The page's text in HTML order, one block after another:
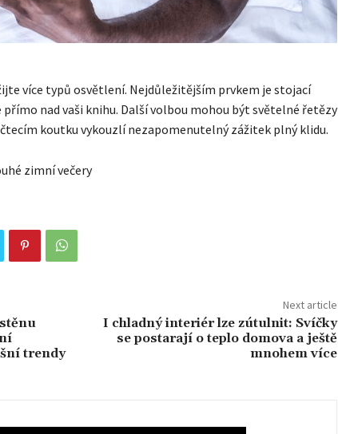
více typů osvětlení. Nejdůležitějším prvkem je stojací
nad vaši knihu. Další volbou mohou být světelné řetězy
koutku vykouzlí nezapomenutelný zážitek plný klidu.
zimní večery
trendy
Next article
I chladný interiér lze zútulnit: Svíčky
se postarají o teplo domova a ještě
mnohem více